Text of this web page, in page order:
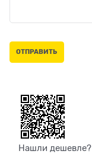
Нашли дешевле?